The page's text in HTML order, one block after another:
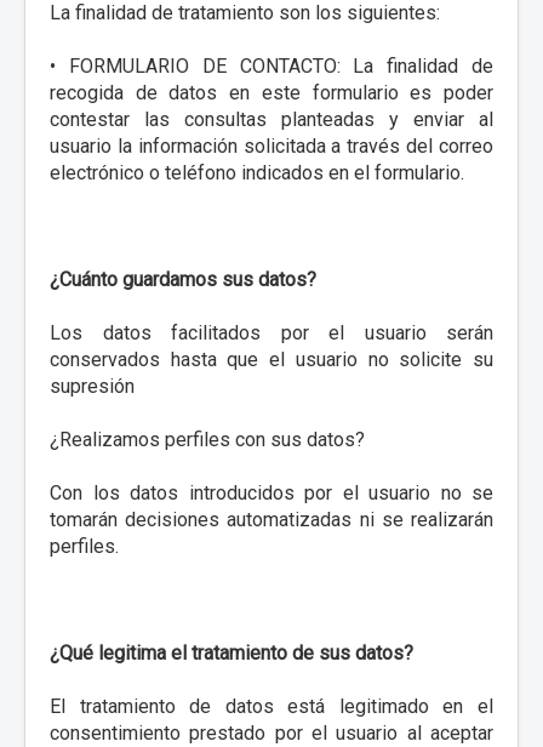
La finalidad de tratamiento son los siguientes:
• FORMULARIO DE CONTACTO: La finalidad de
recogida de datos en este formulario es poder
contestar las consultas planteadas y enviar al
usuario la información solicitada a través del correo
electrónico o teléfono indicados en el formulario.
¿Cuánto guardamos sus datos?
Los datos facilitados por el usuario serán
conservados hasta que el usuario no solicite su
supresión
¿Realizamos perfiles con sus datos?
Con los datos introducidos por el usuario no se
tomarán decisiones automatizadas ni se realizarán
perfiles.
¿Qué legitima el tratamiento de sus datos?
El tratamiento de datos está legitimado en el
consentimiento prestado por el usuario al aceptar